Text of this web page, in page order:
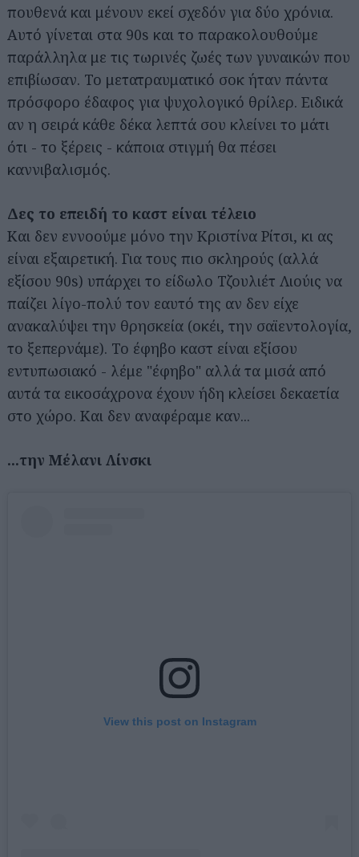
πουθενά και μένουν εκεί σχεδόν για δύο χρόνια.
Αυτό γίνεται στα 90s και το παρακολουθούμε
παράλληλα με τις τωρινές ζωές των γυναικών που
επιβίωσαν. Το μετατραυματικό σοκ ήταν πάντα
πρόσφορο έδαφος για ψυχολογικό θρίλερ. Ειδικά
αν η σειρά κάθε δέκα λεπτά σου κλείνει το μάτι
ότι - το ξέρεις - κάποια στιγμή θα πέσει
καννιβαλισμός.
Δες το επειδή το καστ είναι τέλειο
Και δεν εννοούμε μόνο την Κριστίνα Ρίτσι, κι ας
είναι εξαιρετική. Για τους πιο σκληρούς (αλλά
εξίσου 90s) υπάρχει το είδωλο Τζουλιέτ Λιούις να
παίζει λίγο-πολύ τον εαυτό της αν δεν είχε
ανακαλύψει την θρησκεία (οκέι, την σαϊεντολογία,
το ξεπερνάμε). Το έφηβο καστ είναι εξίσου
εντυπωσιακό - λέμε "έφηβο" αλλά τα μισά από
αυτά τα εικοσάχρονα έχουν ήδη κλείσει δεκαετία
στο χώρο. Και δεν αναφέραμε καν...
...την Μέλανι Λίνσκι
View this post on Instagram